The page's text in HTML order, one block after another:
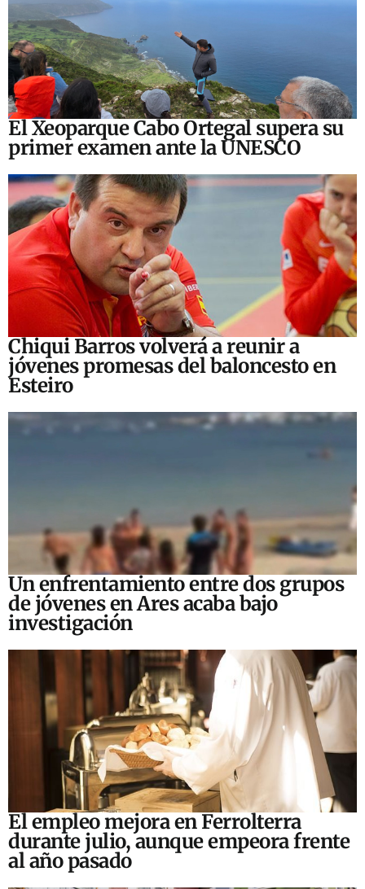
El Xeoparque Cabo Ortegal supera su
primer examen ante la UNESCO
Chiqui Barros volverá a reunir a
jóvenes promesas del baloncesto en
Esteiro
Un enfrentamiento entre dos grupos
de jóvenes en Ares acaba bajo
investigación
El empleo mejora en Ferrolterra
durante julio, aunque empeora frente
al año pasado